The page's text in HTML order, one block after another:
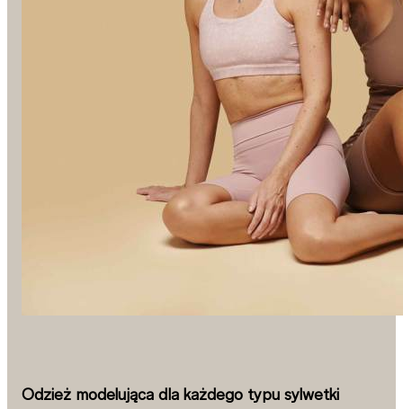
Odzież modelująca dla każdego typu sylwetki